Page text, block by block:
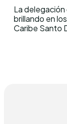
La
brillando en
Caribe Santo